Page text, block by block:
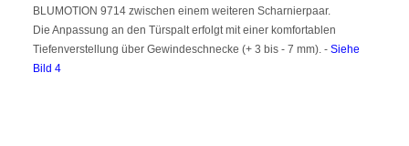
BLUMOTION 9714 zwischen einem weiteren Scharnierpaar.
Die Anpassung an den Türspalt erfolgt mit einer komfortablen
Tiefenverstellung über Gewindeschnecke (+ 3 bis - 7 mm). - Siehe
Bild 4